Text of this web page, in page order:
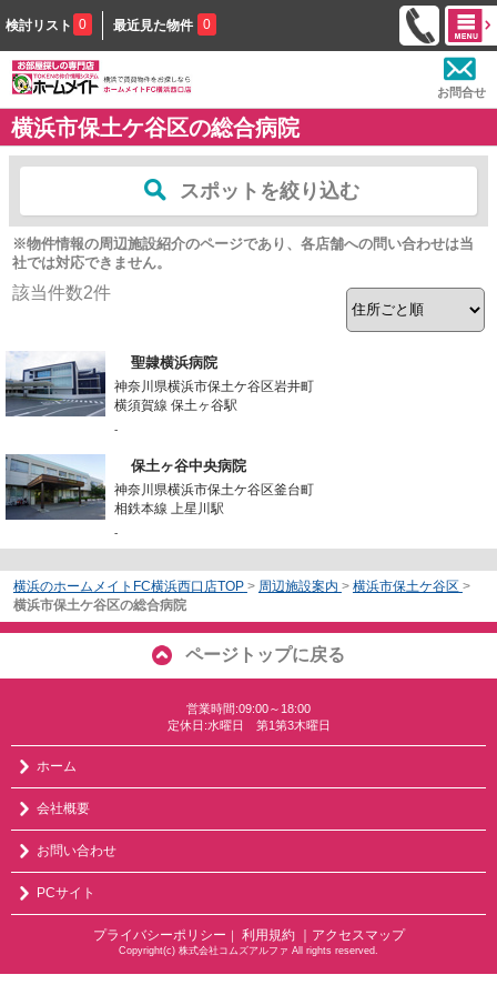
検討リスト 0 最近見た物件 0
お問合せ
横浜市保土ケ谷区の総合病院
スポットを絞り込む
※物件情報の周辺施設紹介のページであり、各店舗への問い合わせは当
社では対応できません。
該当件数2件
聖隷横浜病院
神奈川県横浜市保土ケ谷区岩井町
横須賀線 保土ヶ谷駅
-
保土ヶ谷中央病院
神奈川県横浜市保土ケ谷区釜台町
相鉄本線 上星川駅
-
横浜のホームメイトFC横浜西口店TOP > 周辺施設案内 > 横浜市保土ケ谷区 >
横浜市保土ケ谷区の総合病院
ページトップに戻る
営業時間:09:00～18:00
定休日:水曜日 第1第3木曜日
ホーム
会社概要
お問い合わせ
PCサイト
プライバシーポリシー ｜ 利用規約 ｜アクセスマップ
Copyright(c) 株式会社コムズアルファ All rights reserved.